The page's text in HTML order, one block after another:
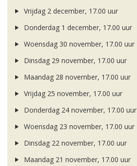
Vrijdag 2 december, 17.00 uur
Donderdag 1 december, 17.00 uur
Woensdag 30 november, 17.00 uur
Dinsdag 29 november, 17.00 uur
Maandag 28 november, 17.00 uur
Vrijdag 25 november, 17.00 uur
Donderdag 24 november, 17.00 uur
Woensdag 23 november, 17.00 uur
Dinsdag 22 november, 17.00 uur
Maandag 21 november, 17.00 uur